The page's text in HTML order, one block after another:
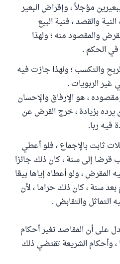
مؤجلاً ، وإقراض البعير
والقصد ، فنية البيع
والمقصود منه ؛ ولهذا
في الحكم .
والتكسب ؛ ولهذا جازت فيه
غير الربويات .
، هو الإرفاق والإحسان
بزيادة ، خرج القرض عن
فيه ربا.
ثابت بالإجماع ، فلو أعطي
قرضا إلى سنة ، كان ذلك جائزا
، ولو أعطاه إياها بيعًا
ثمنها 100 جرام بعد سنة ، كان ذلك حراما ، لأن
والتقابض .
على أن المقاصد تغير أحكام
وأحكام الشريعة تقتضي ذلك